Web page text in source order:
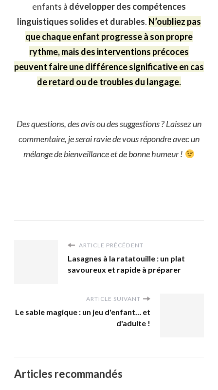
enfants à développer des compétences
linguistiques solides et durables. N’oubliez pas
que chaque enfant progresse à son propre
rythme, mais des interventions précoces
peuvent faire une différence significative en cas
de retard ou de troubles du langage.
Des questions, des avis ou des suggestions ? Laissez un
commentaire, je serai ravie de vous répondre avec un
mélange de bienveillance et de bonne humeur!
ARTICLE PRÉCÉDENT
Lasagnes à la ratatouille : un plat
savoureux et rapide à préparer
ARTICLE SUIVANT
Le sable magique : un jeu d'enfant… et
d'adulte !
Articles recommandés